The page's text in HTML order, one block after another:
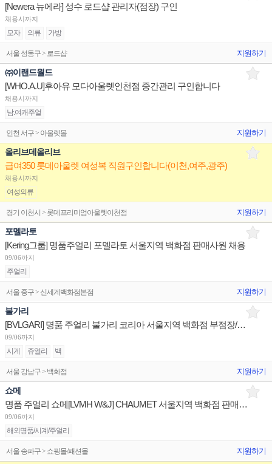
[Newera 뉴에라] 성수 로드샵 관리자(점장) 구인
채용시까지
모자 의류 가방
서울 성동구 > 로드샵 지원하기
㈜이랜드월드
[WHO.A.U]후아유 모다아울렛인천점 중간관리 구인합니다
채용시까지
남.여캐주얼
인천 서구 > 아울렛몰 지원하기
올리브데올리브
급여350 롯데아울렛 여성복 직원구인합니다(이천,여주,광주)
채용시까지
여성의류
경기 이천시 > 롯데프리미엄아울렛이천점 지원하기
포멜라토
[Kering그룹] 명품주얼리 포멜라토 서울지역 백화점 판매사원 채용
09/06까지
주얼리
서울 중구 > 신세계백화점본점 지원하기
불가리
[BVLGARI] 명품 주얼리 불가리 코리아 서울지역 백화점 부점장/판매사원/어드민 채용
09/06까지
시계 쥬얼리 백
서울 강남구 > 백화점 지원하기
쇼메
명품 주얼리 쇼메[LVMH W&J] CHAUMET 서울지역 백화점 판매사원 채용
09/06까지
해외명품/시계/주얼리
서울 송파구 > 쇼핑몰/패션몰 지원하기